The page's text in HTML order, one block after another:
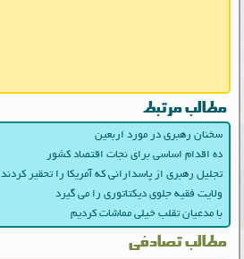
مطالب مرتبط
سخنان رهبری در مورد اربعین
ده اقدام اساسی برای نجات اقتصاد کشور
تجلیل رهبری از پاسدارانی که آمریکا را تحقیر کردند
ولایت فقیه جلوی دیکتاتوری را می گیرد
با مدعیان تقلب خیلی مماشات کردیم
مطالب تصادفی